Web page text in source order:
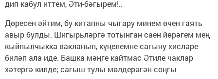
дип кабул иттем, Әти-бәгырем!..
Дөресен әйтим, бу китапны чыгару минем өчен гаять
авыр булды. Шигырьләргә тотынган саен йөрәгем мең
кыйпылчыкка вакланып, күңелемне сагыну хисләре
биләп ала иде. Башка мәңге кайтмас Әтиле чаклар
хәтергә килде; сагыш тулы мөлдерәгән соңгы